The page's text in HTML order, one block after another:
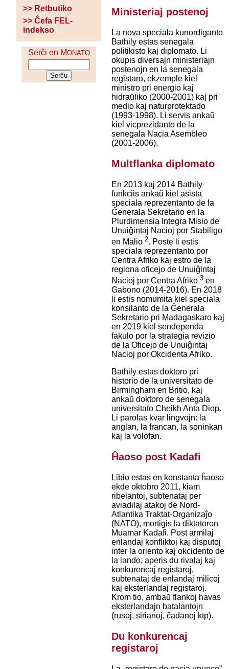
>> Retbutiko
>> Ĉefa FEL-
indekso
Serĉi en MONATO
Ministeriaj postenoj
La nova speciala kunordiganto
Bathily estas senegala
politikisto kaj diplomato. Li
okupis diversajn ministeriajn
postenojn en la senegala
registaro, ekzemple kiel
ministro pri energio kaj
hidraŭliko (2000-2001) kaj pri
medio kaj naturprotektado
(1993-1998). Li servis ankaŭ
kiel vicprezidanto de la
senegala Nacia Asembleo
(2001-2006).
Multflanka diplomato
En 2013 kaj 2014 Bathily
funkciis ankaŭ kiel asista
speciala reprezentanto de la
Ĝenerala Sekretario en la
Plurdimensia Integra Misio de
Unuiĝintaj Nacioj por Stabiligo
en Malio2. Poste li estis
speciala reprezentanto por
Centra Afriko kaj estro de la
regiona oficejo de Unuiĝintaj
Nacioj por Centra Afriko3 en
Gabono (2014-2016). En 2018
li estis nomumita kiel speciala
konsilanto de la Ĝenerala
Sekretario pri Madagaskaro kaj
en 2019 kiel sendependa
fakulo por la strategia revizio
de la Oficejo de Unuiĝintaj
Nacioj por Okcidenta Afriko.
Bathily estas doktoro pri
historio de la universitato de
Birmingham en Britio, kaj
ankaŭ doktoro de senegala
universitato Cheikh Anta Diop.
Li parolas kvar lingvojn: la
anglan, la francan, la soninkan
kaj la volofan.
Ĥaoso post Kadafi
Libio estas en konstanta ĥaoso
ekde oktobro 2011, kiam
ribelantoj, subtenataj per
aviadilaj atakoj de Nord-
Atlantika Traktat-Organizaĵo
(NATO), mortigis la diktatoron
Muamar Kadafi. Post armilaj
enlandaj konfliktoj kaj disputoj
inter la oriento kaj okcidento de
la lando, aperis du rivalaj kaj
konkurencaj registaroj,
subtenataj de enlandaj milicoj
kaj eksterlandaj registaroj.
Krom tio, ambaŭ flankoj havas
eksterlandajn batalantojn
(rusoj, sirianoj, ĉadanoj ktp).
Du konkurencaj
registaroj